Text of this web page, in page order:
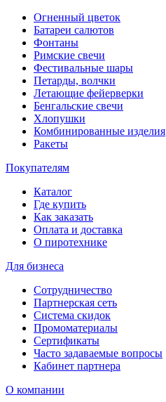
Огненный цветок
Батареи салютов
Фонтаны
Римские свечи
Фестивальные шары
Петарды, волчки
Летающие фейерверки
Бенгальские свечи
Хлопушки
Комбинированные изделия
Ракеты
Покупателям
Каталог
Где купить
Как заказать
Оплата и доставка
О пиротехнике
Для бизнеса
Сотрудничество
Партнерская сеть
Система скидок
Промоматериалы
Сертификаты
Часто задаваемые вопросы
Кабинет партнера
О компании